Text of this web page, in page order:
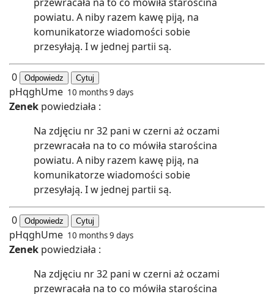
powiatu. A niby razem kawę piją, na
komunikatorze wiadomości sobie
przesyłają. I w jednej partii są.
0 Odpowiedz Cytuj
pHqghUme 10 months 9 days
Zenek powiedziała :
Na zdjęciu nr 32 pani w czerni aż oczami
przewracała na to co mówiła starościna
powiatu. A niby razem kawę piją, na
komunikatorze wiadomości sobie
przesyłają. I w jednej partii są.
0 Odpowiedz Cytuj
pHqghUme 10 months 9 days
Zenek powiedziała :
Na zdjęciu nr 32 pani w czerni aż oczami
przewracała na to co mówiła starościna